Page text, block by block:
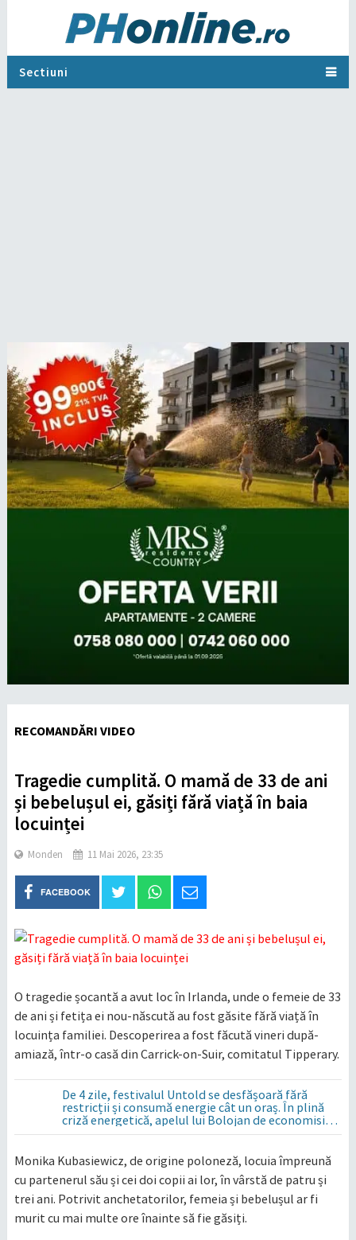
Sectiuni
RECOMANDĂRI VIDEO
Tragedie cumplită. O mamă de 33 de ani
și bebelușul ei, găsiți fără viață în baia
locuinței
Monden 11 Mai 2026, 23:35
FACEBOOK
O tragedie șocantă a avut loc în Irlanda, unde o femeie de 33
de ani și fetița ei nou-născută au fost găsite fără viață în
locuința familiei. Descoperirea a fost făcută vineri după-
amiază, într-o casă din Carrick-on-Suir, comitatul Tipperary.
De 4 zile, festivalul Untold se desfășoară fără
restricții și consumă energie cât un oraș. În plină
criză energetică, apelul lui Bolojan de economisire
a energiei nu s-a auzit la Cluj, în orașul condus de
Monika Kubasiewicz, de origine poloneză, locuia împreună
cu partenerul său și cei doi copii ai lor, în vârstă de patru și
trei ani. Potrivit anchetatorilor, femeia și bebelușul ar fi
murit cu mai multe ore înainte să fie găsiți.